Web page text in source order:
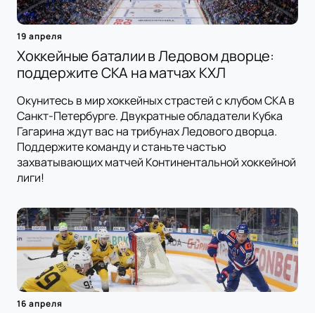
19 апреля
Хоккейные баталии в Ледовом дворце:
поддержите СКА на матчах КХЛ
Окунитесь в мир хоккейных страстей с клубом СКА в
Санкт-Петербурге. Двукратные обладатели Кубка
Гагарина ждут вас на трибунах Ледового дворца.
Поддержите команду и станьте частью
захватывающих матчей Континентальной хоккейной
лиги!
16 апреля